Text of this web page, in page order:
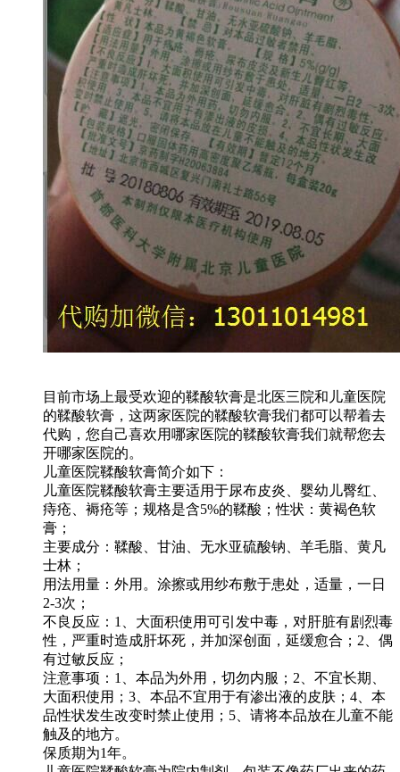
目前市场上最受欢迎的鞣酸软膏是北医三院和儿童医院
的鞣酸软膏，这两家医院的鞣酸软膏我们都可以帮着去
代购，您自己喜欢用哪家医院的鞣酸软膏我们就帮您去
开哪家医院的。
儿童医院鞣酸软膏简介如下：
儿童医院鞣酸软膏主要适用于尿布皮炎、婴幼儿臀红、
痔疮、褥疮等；规格是含5%的鞣酸；性状：黄褐色软
膏；
主要成分：鞣酸、甘油、无水亚硫酸钠、羊毛脂、黄凡
士林；
用法用量：外用。涂擦或用纱布敷于患处，适量，一日
2-3次；
不良反应：1、大面积使用可引发中毒，对肝脏有剧烈毒
性，严重时造成肝坏死，并加深创面，延缓愈合；2、偶
有过敏反应；
注意事项：1、本品为外用，切勿内服；2、不宜长期、
大面积使用；3、本品不宜用于有渗出液的皮肤；4、本
品性状发生改变时禁止使用；5、请将本品放在儿童不能
触及的地方。
保质期为1年。